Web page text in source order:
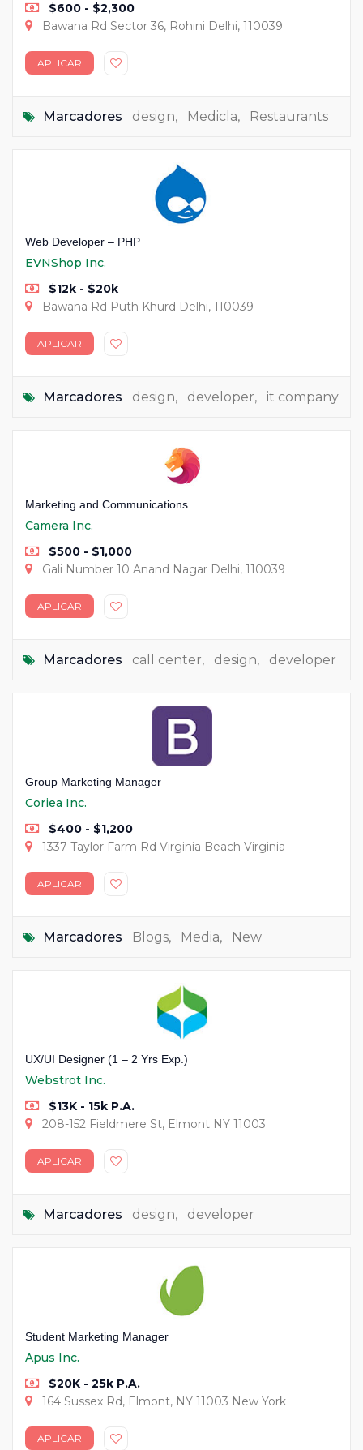
$600 - $2,300
Bawana Rd Sector 36, Rohini Delhi, 110039
APLICAR
Marcadores design, Medicla, Restaurants
Web Developer – PHP
EVNShop Inc.
$12k - $20k
Bawana Rd Puth Khurd Delhi, 110039
APLICAR
Marcadores design, developer, it company
Marketing and Communications
Camera Inc.
$500 - $1,000
Gali Number 10 Anand Nagar Delhi, 110039
APLICAR
Marcadores call center, design, developer
Group Marketing Manager
Coriea Inc.
$400 - $1,200
1337 Taylor Farm Rd Virginia Beach Virginia
APLICAR
Marcadores Blogs, Media, New
UX/UI Designer (1 – 2 Yrs Exp.)
Webstrot Inc.
$13K - 15k P.A.
208-152 Fieldmere St, Elmont NY 11003
APLICAR
Marcadores design, developer
Student Marketing Manager
Apus Inc.
$20K - 25k P.A.
164 Sussex Rd, Elmont, NY 11003 New York
APLICAR